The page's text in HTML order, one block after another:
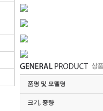
품명 및 모델명
크기, 중량